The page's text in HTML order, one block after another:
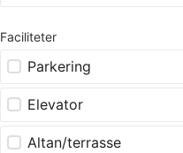
Faciliteter
Parkering
Elevator
Altan/terrasse